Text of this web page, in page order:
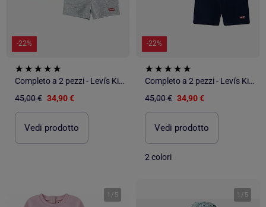
-22%
Completo a 2 pezzi - Levi's Kids
45,00 € 34,90 €
Vedi prodotto
-22%
Completo a 2 pezzi - Levi's Kids
45,00 € 34,90 €
Vedi prodotto
2 colori
1 / 5 1 / 5